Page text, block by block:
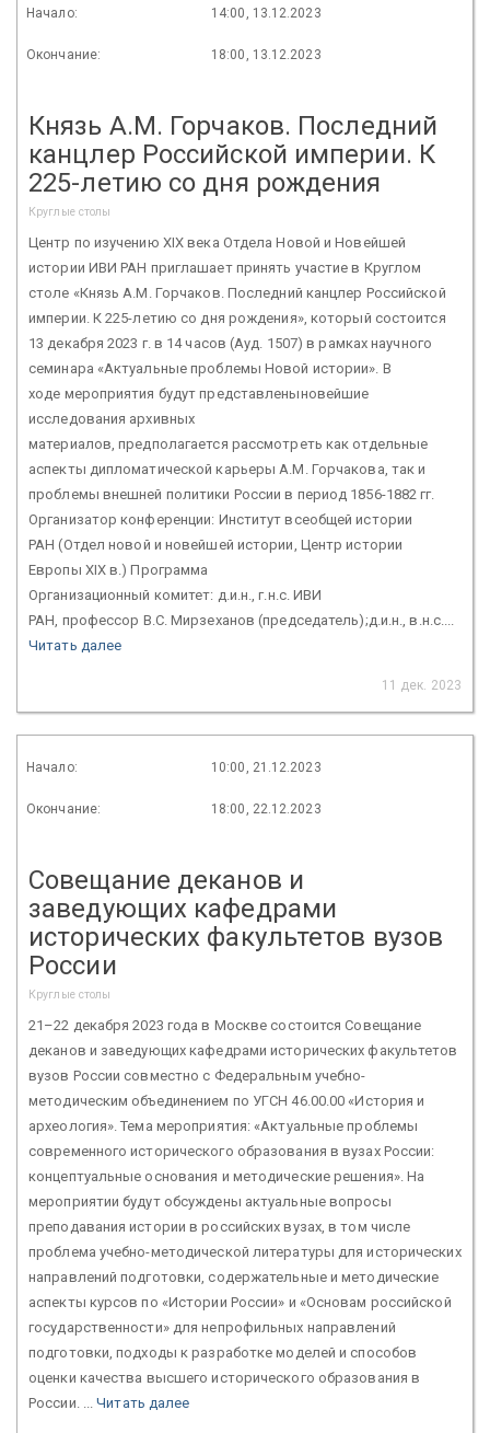
Начало: 14:00, 13.12.2023
Окончание: 18:00, 13.12.2023
Князь А.М. Горчаков. Последний
канцлер Российской империи. К
225-летию со дня рождения
Круглые столы
Центр по изучению XIX века Отдела Новой и Новейшей
истории ИВИ РАН приглашает принять участие в Круглом
столе «Князь А.М. Горчаков. Последний канцлер Российской
империи. К 225-летию со дня рождения», который состоится
13 декабря 2023 г. в 14 часов (Ауд. 1507) в рамках научного
семинара «Актуальные проблемы Новой истории». В
ходе мероприятия будут представленыновейшие
исследования архивных
материалов, предполагается рассмотреть как отдельные
аспекты дипломатической карьеры А.М. Горчакова, так и
проблемы внешней политики России в период 1856-1882 гг.
Организатор конференции: Институт всеобщей истории
РАН (Отдел новой и новейшей истории, Центр истории
Европы XIX в.) Программа
Организационный комитет: д.и.н., г.н.с. ИВИ
РАН, профессор В.С. Мирзеханов (председатель);д.и.н., в.н.с....
Читать далее
11 дек. 2023
Начало: 10:00, 21.12.2023
Окончание: 18:00, 22.12.2023
Совещание деканов и
заведующих кафедрами
исторических факультетов вузов
России
Круглые столы
21–22 декабря 2023 года в Москве состоится Совещание
деканов и заведующих кафедрами исторических факультетов
вузов России совместно с Федеральным учебно-
методическим объединением по УГСН 46.00.00 «История и
археология». Тема мероприятия: «Актуальные проблемы
современного исторического образования в вузах России:
концептуальные основания и методические решения». На
мероприятии будут обсуждены актуальные вопросы
преподавания истории в российских вузах, в том числе
проблема учебно-методической литературы для исторических
направлений подготовки, содержательные и методические
аспекты курсов по «Истории России» и «Основам российской
государственности» для непрофильных направлений
подготовки, подходы к разработке моделей и способов
оценки качества высшего исторического образования в
России. ...Читать далее